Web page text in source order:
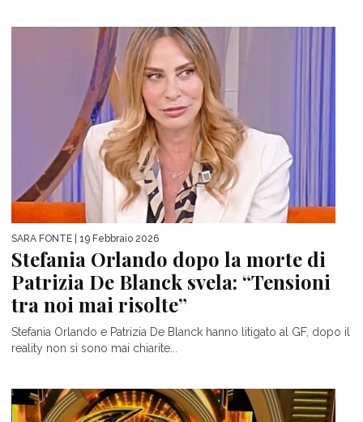
SARA FONTE | 19 Febbraio 2026
Stefania Orlando dopo la morte di
Patrizia De Blanck svela: “Tensioni
tra noi mai risolte”
Stefania Orlando e Patrizia De Blanck hanno litigato al GF, dopo il
reality non si sono mai chiarite...